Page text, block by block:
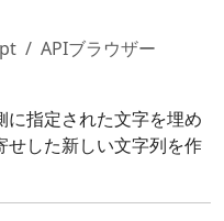
APIブラウザー
指定された文字を埋め
せした新しい文字列を作